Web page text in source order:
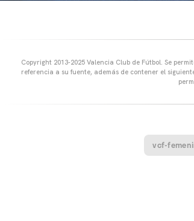
Copyright 2013-2025 Valencia Club de Fútbol. Se
referencia a su fuente, además de contener el
vcf-